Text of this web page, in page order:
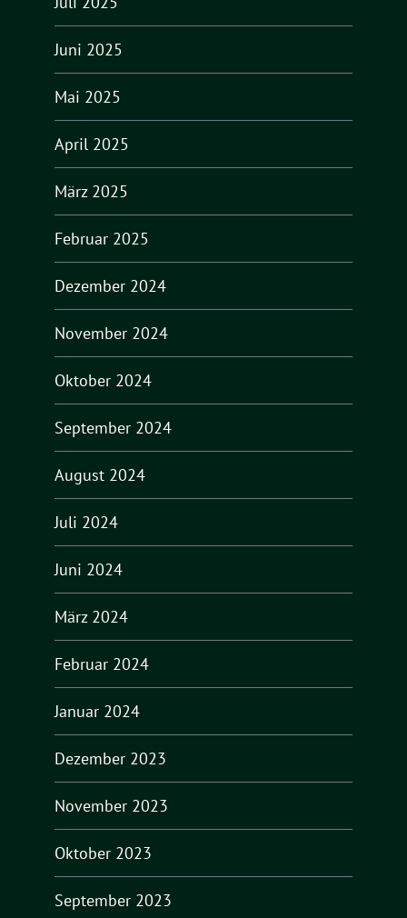
Juni 2025
Mai 2025
April 2025
März 2025
Februar 2025
Dezember 2024
November 2024
Oktober 2024
September 2024
August 2024
Juli 2024
Juni 2024
März 2024
Februar 2024
Januar 2024
Dezember 2023
November 2023
Oktober 2023
September 2023